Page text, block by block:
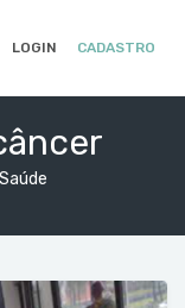
LOGIN CADASTRO
Saúde